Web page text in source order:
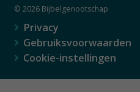
© 2026 Bijbelgenootschap
Privacy
Gebruiksvoorwaarden
Cookie-instellingen